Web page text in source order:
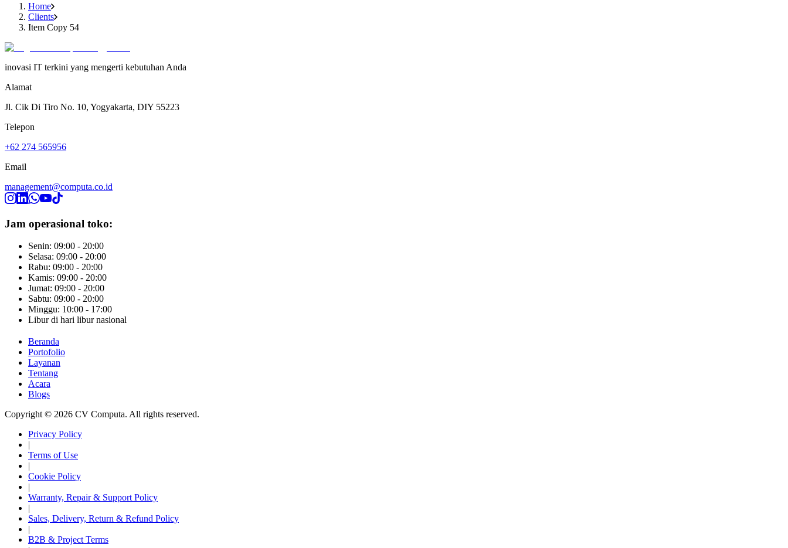
Home
Clients
Item Copy 54
inovasi IT terkini yang mengerti kebutuhan Anda
Alamat
Jl. Cik Di Tiro No. 10, Yogyakarta, DIY 55223
Telepon
+62 274 565956
Email
management@computa.co.id
Jam operasional toko:
Senin: 09:00 - 20:00
Selasa: 09:00 - 20:00
Rabu: 09:00 - 20:00
Kamis: 09:00 - 20:00
Jumat: 09:00 - 20:00
Sabtu: 09:00 - 20:00
Minggu: 10:00 - 17:00
Libur di hari libur nasional
Beranda
Portofolio
Layanan
Tentang
Acara
Blogs
Copyright © 2026 CV Computa. All rights reserved.
Privacy Policy
|
Terms of Use
|
Cookie Policy
|
Warranty, Repair & Support Policy
|
Sales, Delivery, Return & Refund Policy
|
B2B & Project Terms